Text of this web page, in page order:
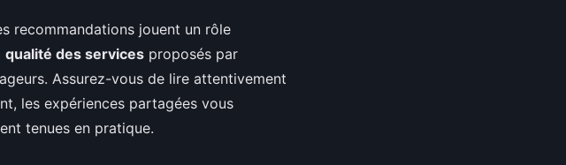
recommandations jouent un rôle
qualité des services proposés par
Assurez-vous de lire attentivement
les expériences partagées vous
tenues en pratique.